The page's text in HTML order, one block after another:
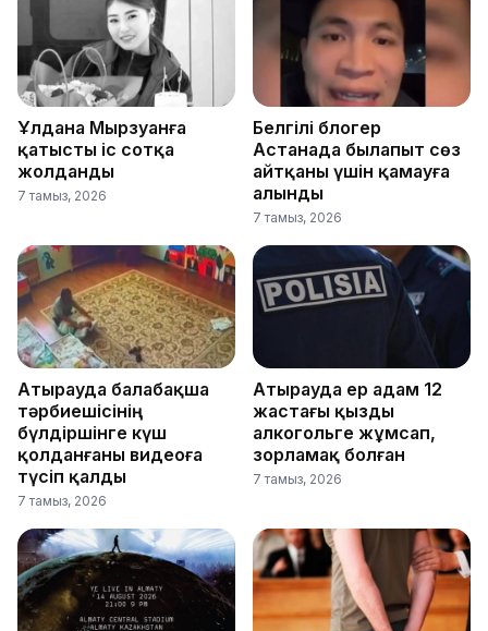
Ұлдана Мырзуанға
қатысты іс сотқа
жолданды
7 тамыз, 2026
Белгілі блогер
Астанада былапыт сөз
айтқаны үшін қамауға
алынды
7 тамыз, 2026
Атырауда балабақша
тәрбиешісінің
бүлдіршінге күш
қолданғаны видеоға
түсіп қалды
7 тамыз, 2026
Атырауда ер адам 12
жастағы қызды
алкогольге жұмсап,
зорламақ болған
7 тамыз, 2026